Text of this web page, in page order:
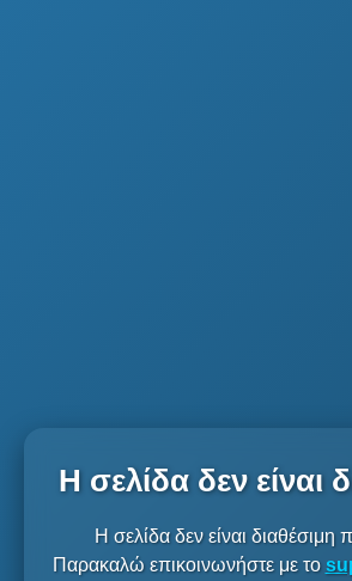
Η σελίδα δεν είναι
Η σελίδα δεν είναι διαθέσιμη
Παρακαλώ επικοινωνήστε με το